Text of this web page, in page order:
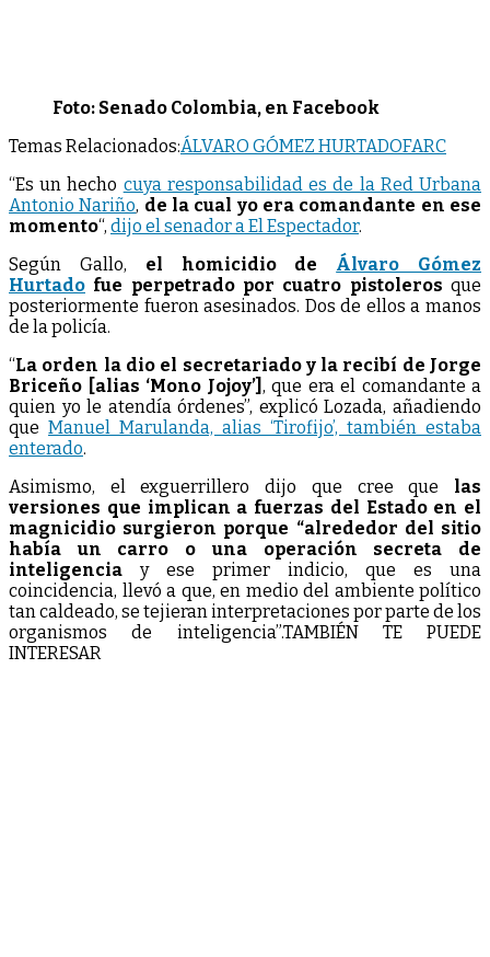
Foto: Senado Colombia, en Facebook
Temas Relacionados:ÁLVARO GÓMEZ HURTADOFARC
“Es un hecho cuya responsabilidad es de la Red Urbana
Antonio Nariño, de la cual yo era comandante en ese
momento“, dijo el senador a El Espectador.
Según Gallo, el homicidio de Álvaro Gómez
Hurtado fue perpetrado por cuatro pistoleros que
posteriormente fueron asesinados. Dos de ellos a manos
de la policía.
“La orden la dio el secretariado y la recibí de Jorge
Briceño [alias ‘Mono Jojoy’] , que era el comandante a
quien yo le atendía órdenes”, explicó Lozada, añadiendo
que Manuel Marulanda, alias ‘Tirofijo’, también estaba
enterado.
Asimismo, el exguerrillero dijo que cree que las
versiones que implican a fuerzas del Estado en el
magnicidio surgieron porque “alrededor del sitio
había un carro o una operación secreta de
inteligencia y ese primer indicio, que es una
coincidencia, llevó a que, en medio del ambiente político
tan caldeado, se tejieran interpretaciones por parte de los
organismos de inteligencia”.TAMBIÉN TE PUEDE
INTERESAR